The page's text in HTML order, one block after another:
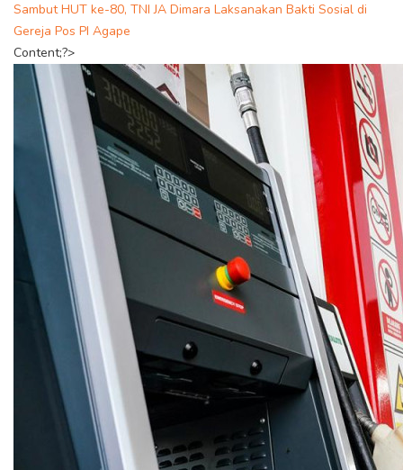
Sambut HUT ke-80, TNI JA Dimara Laksanakan Bakti Sosial di
Gereja Pos PI Agape
Content;?>